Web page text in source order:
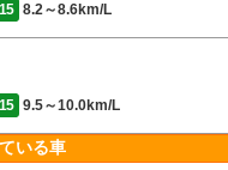
8.2～8.6km/L
9.5～10.0km/L
いる車